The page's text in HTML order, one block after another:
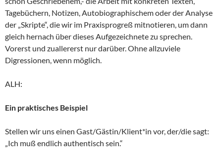
Tagebüchern, Notizen, Autobiographischem oder der Analyse
der „Skripte“, die wir im Praxisprogreß mitnotieren, um dann
gleich hernach über dieses Aufgezeichnete zu sprechen.
Vorerst und zuallererst nur darüber. Ohne allzuviele
Digressionen, wenn möglich.
ALH:
Ein praktisches Beispiel
Stellen wir uns einen Gast/Gästin/Klient*in vor, der/die sagt:
„Ich muß endlich authentisch sein.“